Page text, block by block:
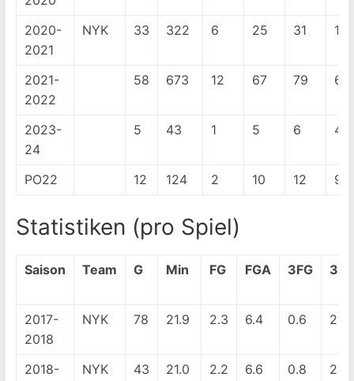
2020-
2021
NYK 33 322 6 25 31 19
2021-
2022
58 673 12 67 79 69
2023-
24
5 43 1 5 6 4
PO22 12 124 2 10 12 9
Statistiken (pro Spiel)
Saison Team G Min FG FGA 3FG
2017-
2018
NYK 78 21.9 2.3 6.4 0.6 2.0
2018-
NYK 43 21.0 2.2 6.6 0.8 2.7